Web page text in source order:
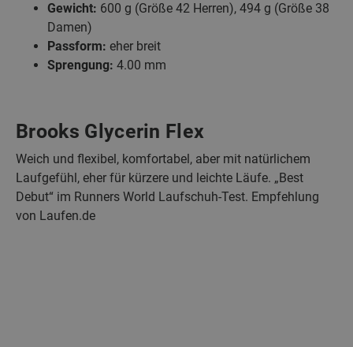
Gewicht: 600 g (Größe 42 Herren), 494 g (Größe 38
Damen)
Passform: eher breit
Sprengung: 4.00 mm
Brooks Glycerin Flex
Weich und flexibel, komfortabel, aber mit natürlichem
Laufgefühl, eher für kürzere und leichte Läufe. „Best
Debut“ im Runners World Laufschuh-Test. Empfehlung
von Laufen.de